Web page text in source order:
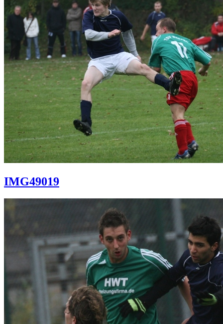
IMG49019